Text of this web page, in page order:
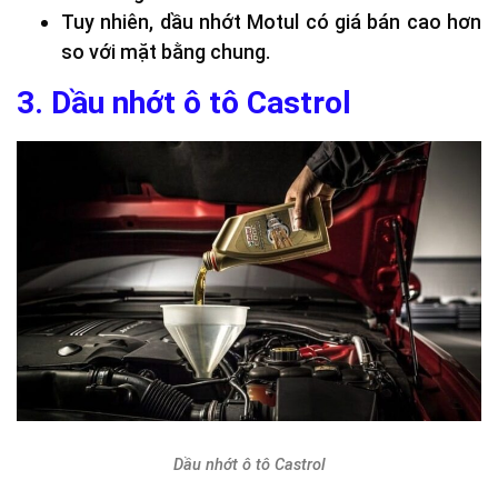
Tuy nhiên, dầu nhớt Motul có giá bán cao hơn
so với mặt bằng chung.
3. Dầu nhớt ô tô Castrol
Dầu nhớt ô tô Castrol